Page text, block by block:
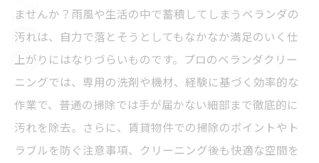
ませんか？雨風や生活の中で蓄積してしまうベランダの
汚れは、自力で落とそうとしてもなかなか満足のいく仕
上がりにはなりづらいものです。プロのベランダクリー
ニングでは、専用の洗剤や機材、経験に基づく効率的な
作業で、普通の掃除では手が届かない細部まで徹底的に
汚れを除去。さらに、賃貸物件での掃除のポイントやト
ラブルを防ぐ注意事項、クリーニング後も快適な空間を